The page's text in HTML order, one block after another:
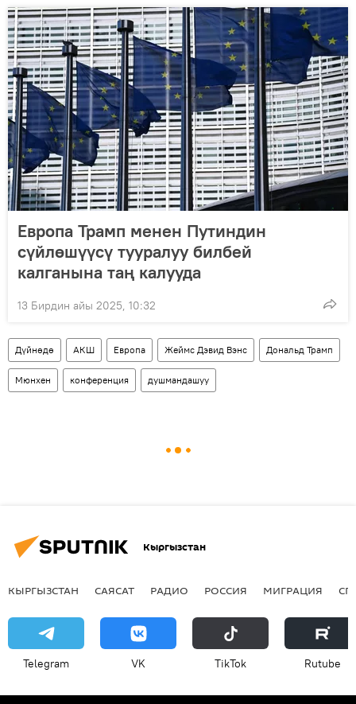
Европа Трамп менен Путиндин
сүйлөшүүсү тууралуу билбей
калганына таң калууда
13 Бирдин айы 2025, 10:32
Дүйнөдө АКШ Европа Жеймс Дэвид Вэнс Дональд Трамп
Мюнхен конференция душмандашуу
Кыргызстан
КЫРГЫЗСТАН САЯСАТ РАДИО РОССИЯ МИГРАЦИЯ
Telegram VK ТikТоk Rutube